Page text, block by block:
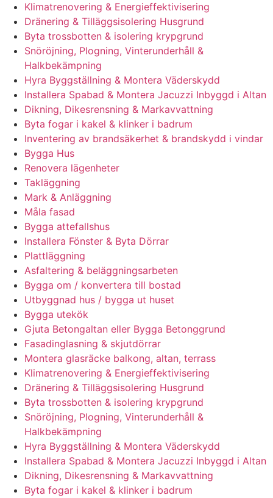
Klimatrenovering & Energieffektivisering
Dränering & Tilläggsisolering Husgrund
Byta trossbotten & isolering krypgrund
Snöröjning, Plogning, Vinterunderhåll &
Halkbekämpning
Hyra Byggställning & Montera Väderskydd
Installera Spabad & Montera Jacuzzi Inbyggd i Altan
Dikning, Dikesrensning & Markavvattning
Byta fogar i kakel & klinker i badrum
Inventering av brandsäkerhet & brandskydd i vindar
Bygga Hus
Renovera lägenheter
Takläggning
Mark & Anläggning
Måla fasad
Bygga attefallshus
Installera Fönster & Byta Dörrar
Plattläggning
Asfaltering & beläggningsarbeten
Bygga om / konvertera till bostad
Utbyggnad hus / bygga ut huset
Bygga utekök
Gjuta Betongaltan eller Bygga Betonggrund
Fasadinglasning & skjutdörrar
Montera glasräcke balkong, altan, terrass
Klimatrenovering & Energieffektivisering
Dränering & Tilläggsisolering Husgrund
Byta trossbotten & isolering krypgrund
Snöröjning, Plogning, Vinterunderhåll &
Halkbekämpning
Hyra Byggställning & Montera Väderskydd
Installera Spabad & Montera Jacuzzi Inbyggd i Altan
Dikning, Dikesrensning & Markavvattning
Byta fogar i kakel & klinker i badrum